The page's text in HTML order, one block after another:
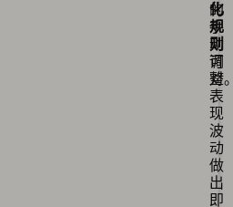
的
手
动
调
整
化
规
则
可
对
表
现
波
动
做
出
即